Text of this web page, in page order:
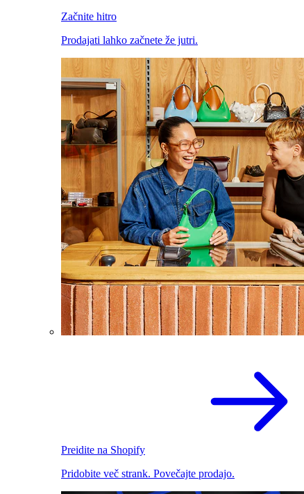
Začnite hitro
Prodajati lahko začnete že jutri.
Preidite na Shopify
Pridobite več strank. Povečajte prodajo.